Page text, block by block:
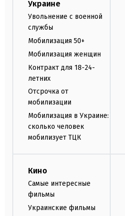
Украине
Увольнение с военной
службы
Мобилизация 50+
Мобилизация женщин
Контракт для 18-24-
летних
Отсрочка от
мобилизации
Мобилизация в Украине:
сколько человек
мобилизует ТЦК
Кино
Самые интересные
фильмы
Украинские фильмы